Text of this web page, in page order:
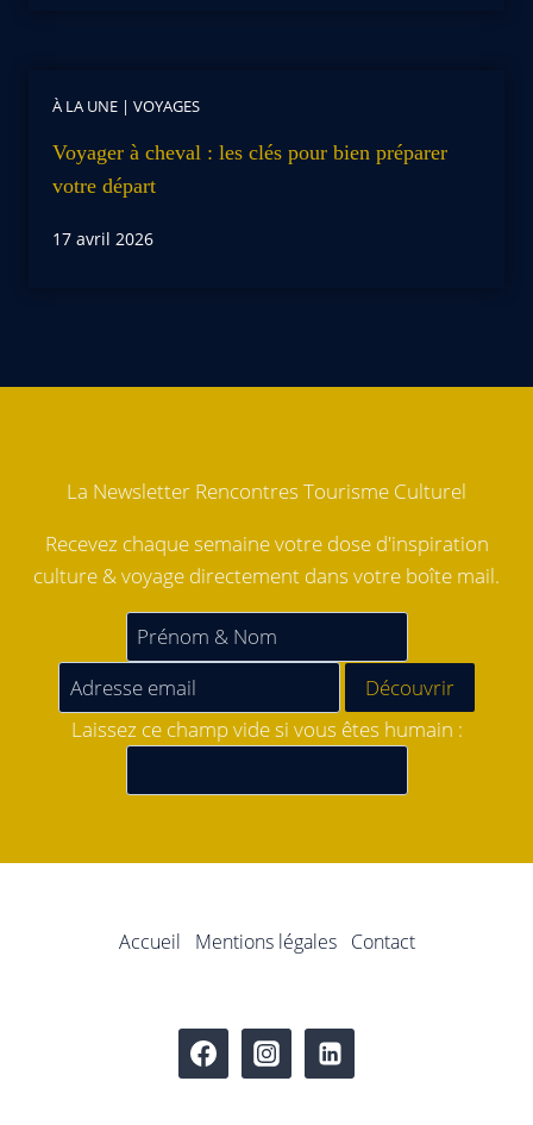
À LA UNE | VOYAGES
Voyager à cheval : les clés pour bien préparer
votre départ
17 avril 2026
La Newsletter Rencontres Tourisme Culturel
Recevez chaque semaine votre dose d'inspiration
culture & voyage directement dans votre boîte mail.
Laissez ce champ vide si vous êtes humain :
Accueil Mentions légales Contact